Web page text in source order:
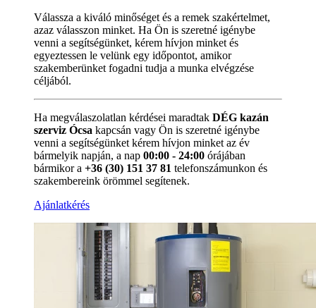
Válassza a kiváló minőséget és a remek szakértelmet,
azaz válasszon minket. Ha Ön is szeretné igénybe
venni a segítségünket, kérem hívjon minket és
egyeztessen le velünk egy időpontot, amikor
szakemberünket fogadni tudja a munka elvégzése
céljából.
Ha megválaszolatlan kérdései maradtak DÉG kazán
szerviz Ócsa kapcsán vagy Ön is szeretné igénybe
venni a segítségünket kérem hívjon minket az év
bármelyik napján, a nap 00:00 - 24:00 órájában
bármikor a +36 (30) 151 37 81 telefonszámunkon és
szakembereink örömmel segítenek.
Ajánlatkérés